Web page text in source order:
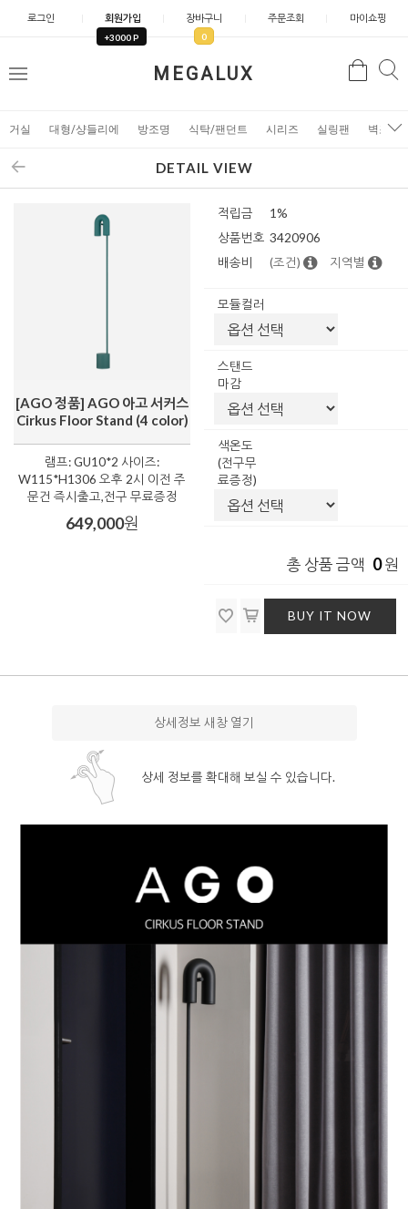
로그인 회원가입
+3000 P
장바구니
0
주문조회 마이쇼핑
MEGALUX
메
검
거실 대형/샹들리에 방조명 식탁/팬던트 시리즈 실링팬 벽조명
DETAIL VIEW
[AGO 정품] AGO 아고 서커스
Cirkus Floor Stand (4 color)
램프: GU10*2 사이즈:
W115*H1306 오후 2시 이전 주
문건 즉시출고,전구 무료증정
649,000원
적립금
1%
상품번호 3420906
배송비
(조건) 지역별
모듈컬러
스탠드
마감
색온도
(전구무
료증정)
총 상품 금액 0원
BUY IT NOW
상세정보 새창 열기
상세 정보를 확대해 보실 수 있습니다.